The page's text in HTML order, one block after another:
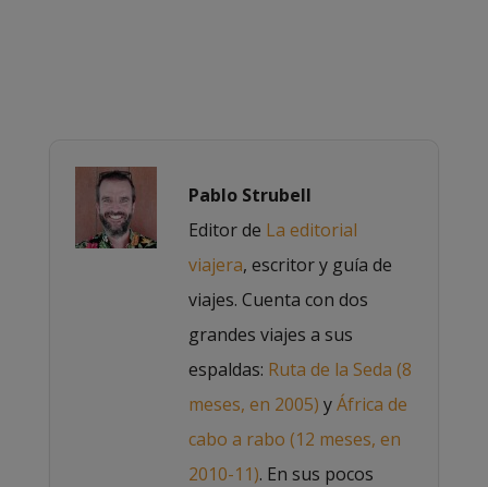
Pablo Strubell
Editor de La editorial
viajera, escritor y guía de
viajes. Cuenta con dos
grandes viajes a sus
espaldas: Ruta de la Seda (8
meses, en 2005) yÁfrica de
cabo a rabo (12 meses, en
2010-11). En sus pocos